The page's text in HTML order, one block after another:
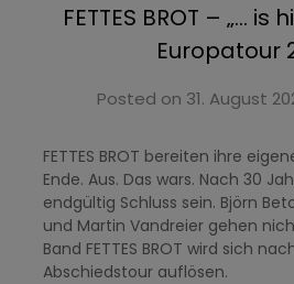
FETTES BROT – „… is
Europatour
Posted on 31. August
FETTES BROT bereiten ihre
Ende. Aus. Das wars. Nach 30
endgültig Schluss sein. Björn
und Martin Vandreier gehen
Band FETTES BROT wird sich
Abschiedstour auflösen.